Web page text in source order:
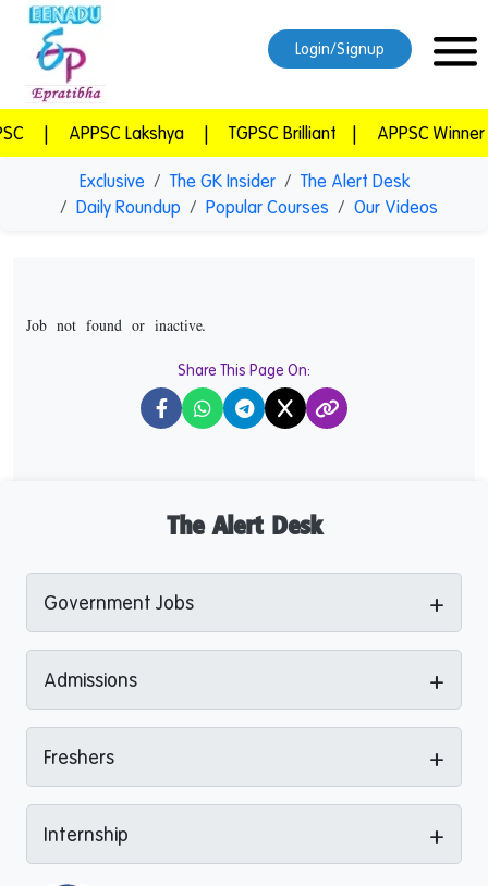
Exclusive The GK Insider
The Alert Desk
Daily Roundup
Popular Courses Our Videos
Job not found or inactive.
Share This Page On:
X
The Alert Desk
Government Jobs +
Admissions +
Freshers +
Internship +
Login/Signup
| APPSC Lakshya | TGPSC Brilliant | APPSC Winner |